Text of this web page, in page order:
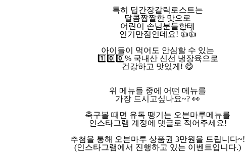
특히 딥간장갈릭로스트는
달콤짭짤한 맛으로
어린이 손님분들한테
인기만점인데요! 👍👍
아이들이 먹어도 안심할 수 있는
1️⃣0️⃣0️⃣% 국내산 신선 냉장육으로
건강하고 맛있게! 😋
위 메뉴들 중에 어떤 메뉴를
가장 드시고싶나요~? 👀
축구볼 때면 유독 땡기는 오븐마루메뉴를
인스타그램 계정에 댓글로 적어주세요!
추첨을 통해 오븐마루 상품권 3만원을 드립니다~!
(인스타그램에서 진행하고 있는 이벤트입니다.)